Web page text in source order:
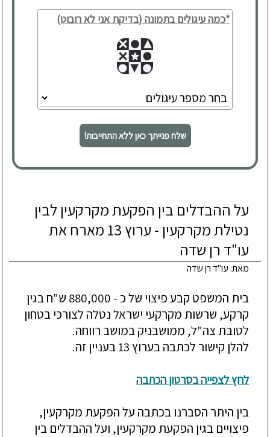
*כמה עיגולים בתמונה (בדיקת אני לא רובוט)
שלח פנייתך כאן ללא התחייבות!
על ההבדלים בין הפקעת מקרקעין לבין
נטילת מקרקעין - ערוץ 13 מארח את
עו"ד רן שדה
מאת: עו"ד רן שדה
להלן קישור לכתבה בערוץ 13 בעניין זה.
לחץ לצפייה בסרטון הכתבה